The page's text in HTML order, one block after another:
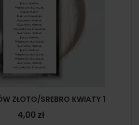
ZŁOTO/SREBRO KWIATY 1
4,00 zł